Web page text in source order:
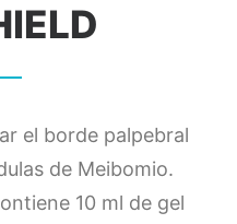
el borde palpebral
de Meibomio.
10 ml de gel